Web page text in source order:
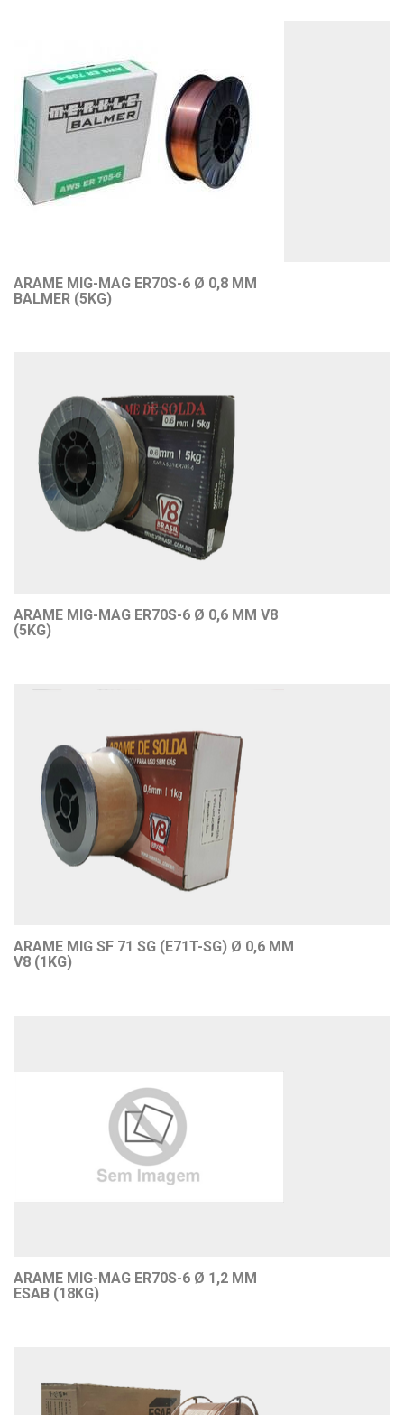
ARAME MIG-MAG ER70S-6 Ø 0,8 MM
BALMER (5KG)
ARAME MIG-MAG ER70S-6 Ø 0,6 MM V8
(5KG)
ARAME MIG SF 71 SG (E71T-SG) Ø 0,6 MM
V8 (1KG)
ARAME MIG-MAG ER70S-6 Ø 1,2 MM
ESAB (18KG)